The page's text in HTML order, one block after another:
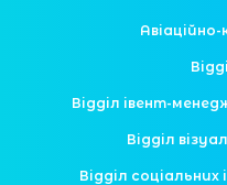
Відділ івент-
Відділ
Відділ